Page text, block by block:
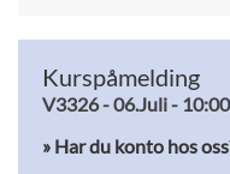
INDIVIDUELL
FJELLANGERHALLEN
Kurspåmelding
V3326 - 06.Juli - 10:00
» Har du konto hos